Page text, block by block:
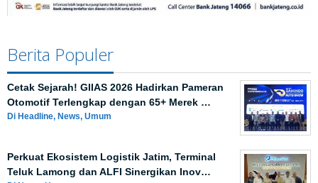
Berita Populer
Cetak Sejarah! GIIAS 2026 Hadirkan Pameran
Otomotif Terlengkap dengan 65+ Merek …
Di Headline, News, Umum
Perkuat Ekosistem Logistik Jatim, Terminal
Teluk Lamong dan ALFI Sinergikan Inov…